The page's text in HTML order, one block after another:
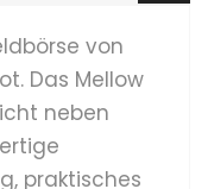
von
Das Mellow
neben
praktisches